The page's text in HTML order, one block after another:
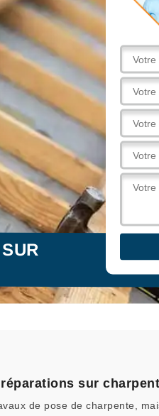
sur
de pose de charpente,